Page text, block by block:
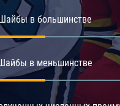
Юлаев
в большинстве
в меньшинстве